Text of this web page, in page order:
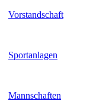
Vorstandschaft
Sportanlagen
Mannschaften